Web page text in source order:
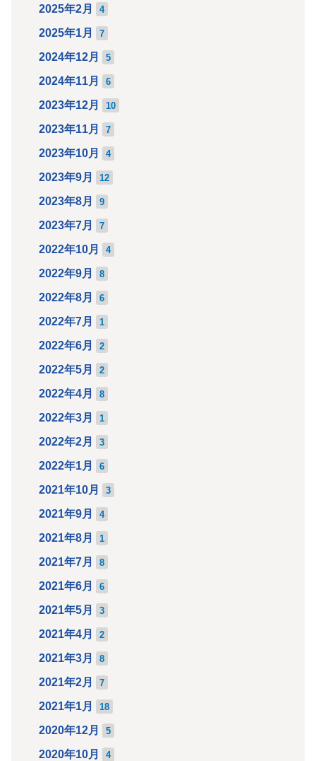
2025年2月 4
2025年1月 7
2024年12月 5
2024年11月 6
2023年12月 10
2023年11月 7
2023年10月 4
2023年9月 12
2023年8月 9
2023年7月 7
2022年10月 4
2022年9月 8
2022年8月 6
2022年7月 1
2022年6月 2
2022年5月 2
2022年4月 8
2022年3月 1
2022年2月 3
2022年1月 6
2021年10月 3
2021年9月 4
2021年8月 1
2021年7月 8
2021年6月 6
2021年5月 3
2021年4月 2
2021年3月 8
2021年2月 7
2021年1月 18
2020年12月 5
2020年10月 4